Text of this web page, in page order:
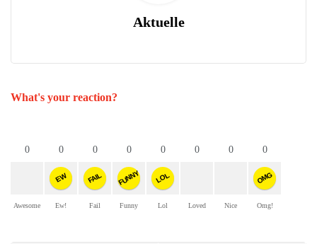
Aktuelle
What's your reaction?
0
Awesome
0
EW
Ew!
0
FAIL
Fail
0
FUNNY
Funny
0
LOL
Lol
0
Loved
0
Nice
0
OMG
Omg!